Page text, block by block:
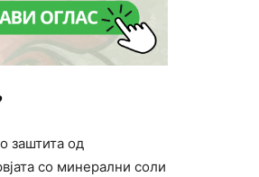
заштита од
со минерални соли